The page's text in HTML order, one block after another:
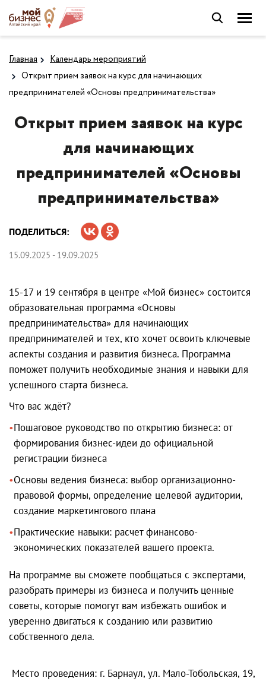
Главная
Календарь мероприятий
Открыт прием заявок на курс для начинающих
предпринимателей «Основы предпринимательства»
Открыт прием заявок на курс
для начинающих
предпринимателей «Основы
предпринимательства»
ПОДЕЛИТЬСЯ:
15.09.2025 - 19.09.2025
15-17 и 19 сентября в центре «Мой бизнес» состоится
образовательная программа «Основы
предпринимательства» для начинающих
предпринимателей и тех, кто хочет освоить ключевые
аспекты создания и развития бизнеса. Программа
поможет получить необходимые знания и навыки для
успешного старта бизнеса.
Что вас ждёт?
Пошаговое руководство по открытию бизнеса: от
формирования бизнес-идеи до официальной
регистрации бизнеса
Основы ведения бизнеса: выбор организационно-
правовой формы, определение целевой аудитории,
создание маркетингового плана
Практические навыки: расчет финансово-
экономических показателей вашего проекта.
На программе вы сможете пообщаться с экспертами,
разобрать примеры из бизнеса и получить ценные
советы, которые помогут вам избежать ошибок и
уверенно двигаться к созданию или развитию
собственного дела.
Место проведения: г. Барнаул, ул. Мало-Тобольская, 19,